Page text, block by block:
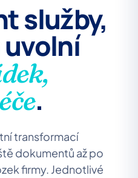
služby,
uvolní
.
transformací
dokumentů až po
firmy. Jednotlivé